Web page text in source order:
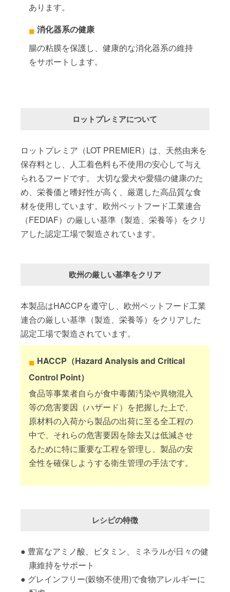
あります。
消化器系の健康
腸の粘膜を保護し、健康的な消化器系の維持
をサポートします。
ロットプレミアについて
ロットプレミア（LOT PREMIER）は、天然由来を
保存料とし、人工着色料も不使用の安心して与え
られるフードです。 大切な愛犬や愛猫の健康のた
め、栄養価と嗜好性が高く、厳選した高品質な食
材を使用しています。欧州ペットフード工業連合
（FEDIAF）の厳しい基準（製造、栄養等）をクリ
アした認定工場で製造されています。
欧州の厳しい基準をクリア
本製品はHACCPを遵守し、欧州ペットフード工業
連合の厳しい基準（製造、栄養等）をクリアした
認定工場で製造されています。
HACCP（Hazard Analysis and Critical
Control Point）
食品等事業者自らが食中毒菌汚染や異物混入
等の危害要因（ハザード）を把握した上で、
原材料の入荷から製品の出荷に至る全工程の
中で、それらの危害要因を除去又は低減させ
るために特に重要な工程を管理し、製品の安
全性を確保しようする衛生管理の手法です。
レシピの特徴
豊富なアミノ酸、ビタミン、ミネラルが日々の健
康維持をサポート
グレインフリー(穀物不使用)で食物アレルギーに